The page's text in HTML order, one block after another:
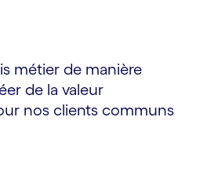
métier de manière
de la valeur
nos clients communs